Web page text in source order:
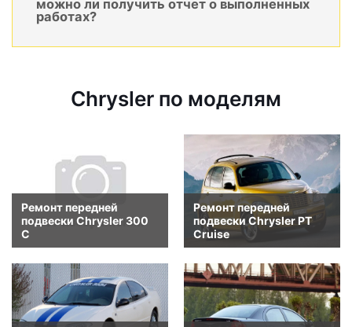
можно ли получить отчет о выполненных
работах?
Chrysler по моделям
Ремонт передней
подвески Chrysler 300
C
Ремонт передней
подвески Chrysler PT
Cruise